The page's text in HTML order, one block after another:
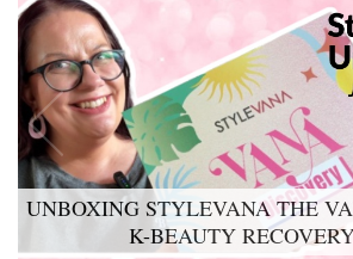
UNBOXING STYLEVANA THE
K-BEAUTY
LYKO LOVABLES THE BDAY KIT